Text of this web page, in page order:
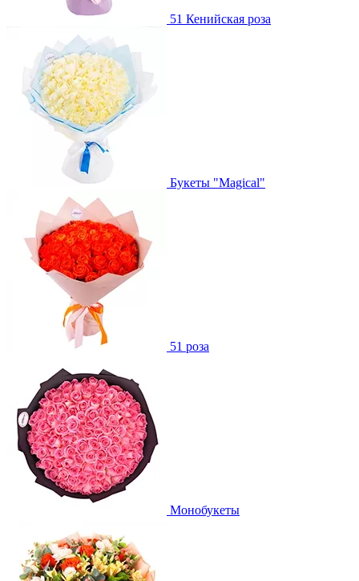
51 Кенийская роза
Букеты "Magical"
51 роза
Монобукеты